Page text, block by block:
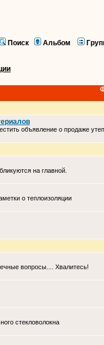
Поиск Альбом
объявление о продаже
на главной.
о теплоизоляции
вопросы.... Хвалитесь!
стекловолокна